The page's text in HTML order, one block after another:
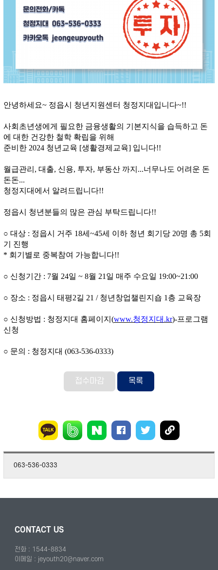
안녕하세요~ 정읍시 청년지원센터 청정지대입니다~!!
사회초년생에게 필요한 금융생활의 기본지식을 습득하고 돈
에 대한 건강한 철학 확립을 위해
준비한 2024 청년교육 [생활경제교육] 입니다!!
월급관리 , 대출, 신용, 투자, 부동산 까지 ...너무나도 어려운 돈
돈돈...
청정지대에서 알려드립니다!!
정읍시 청년분들의 많은 관심 부탁드립니다!!
○ 대상 : 정읍시 거주 18세 ~45세 이하 청년 회기당 20명 총 5회
기 진행
* 회기별로 중복참여 가능합니다!!
○ 신청기간 : 7월 24일 ~ 8월 21 일 매주 수요일 19:00~21:00
○ 장소 : 정읍시 태평2길 21 / 청년창업챌린지숍 1 층 교육장
○ 신청방법 : 청정지대 홈페이지 (www.청정지대 .kr)-프로그램
신청
○ 문의 : 청정지대 (063-536-0333)
접수마감 목록
063-536-0333
CONTACT US
전화 : 1544-8834
이메일 : jeyouth20@naver.com